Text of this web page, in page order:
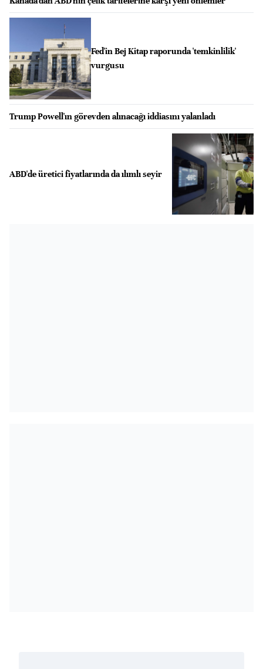
Fed'in Bej Kitap raporunda 'temkinlilik'
vurgusu
Trump Powell'ın görevden alınacağı iddiasını yalanladı
ABD'de üretici fiyatlarında da ılımlı seyir